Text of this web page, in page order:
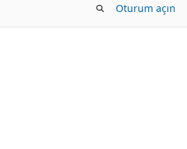
Oturum açın